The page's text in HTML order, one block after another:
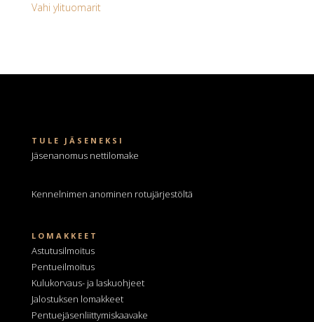
Vahi ylituomarit
TULE JÄSENEKSI
Jäsenanomus nettilomake
Kennelnimen anominen rotujärjestöltä
LOMAKKEET
Astutusilmoitus
Pentueilmoitus
Kulukorvaus- ja laskuohjeet
Jalostuksen lomakkeet
Pentuejäsenliittymiskaavake